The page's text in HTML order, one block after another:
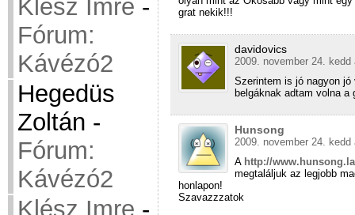
Klész Imre -
Fórum:
Kávézó2
Hegedüs
Zoltán -
Fórum:
Kávézó2
Klész Imre -
grat nekik!!!
davidovics
2009. november 24. kedd
Szerintem is jó nagyon
belgáknak adtam volna
Hunsong
2009. november 24. kedd
A http://
megtaláljuk az legjobb
honlapon!
Szavazzzatok